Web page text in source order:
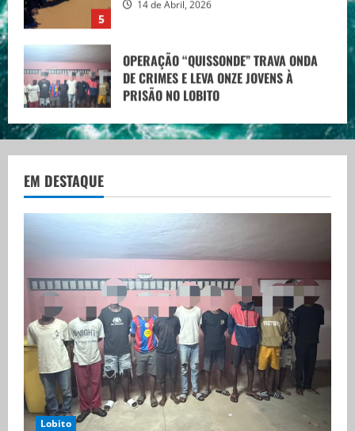
1
DE CRIMES E LEVA ONZE JOVENS À
PRISÃO NO LOBITO
14 de Maio, 2026
2
3
Oportunidade de trabalho em Portugal
para profissionais PALOP
15 de Abril, 2026
4
Papa Leão XIV em Angola
14 de Abril, 2026
EM DESTAQUE
Lobito